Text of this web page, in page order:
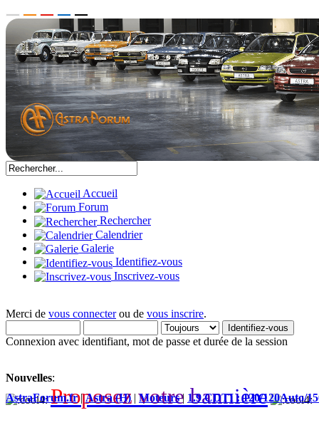
Accueil
Forum
Rechercher
Calendrier
Galerie
Identifiez-vous
Inscrivez-vous
Merci de vous connecterou de vous inscrire.
Connexion avec identifiant, mot de passe et durée de la session
Nouvelles:
Proposez votre bannière
AstraForum.fr|Astra (H)|Moteurs| 1.9 CDTI : 120/120Auto/